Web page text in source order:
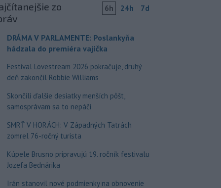
zo
6h 24h 7d
DRÁMA V PARLAMENTE: Poslankyňa
hádzala do premiéra vajíčka
Festival Lovestream 2026 pokračuje, druhý
deň zakončil Robbie Williams
Skončili ďalšie desiatky menších pôšt,
samosprávam sa to nepáči
SMRŤ V HORÁCH: V Západných Tatrách
zomrel 76-ročný turista
Kúpele Brusno pripravujú 19. ročník festivalu
Jozefa Bednárika
Irán stanovil nové podmienky na obnovenie